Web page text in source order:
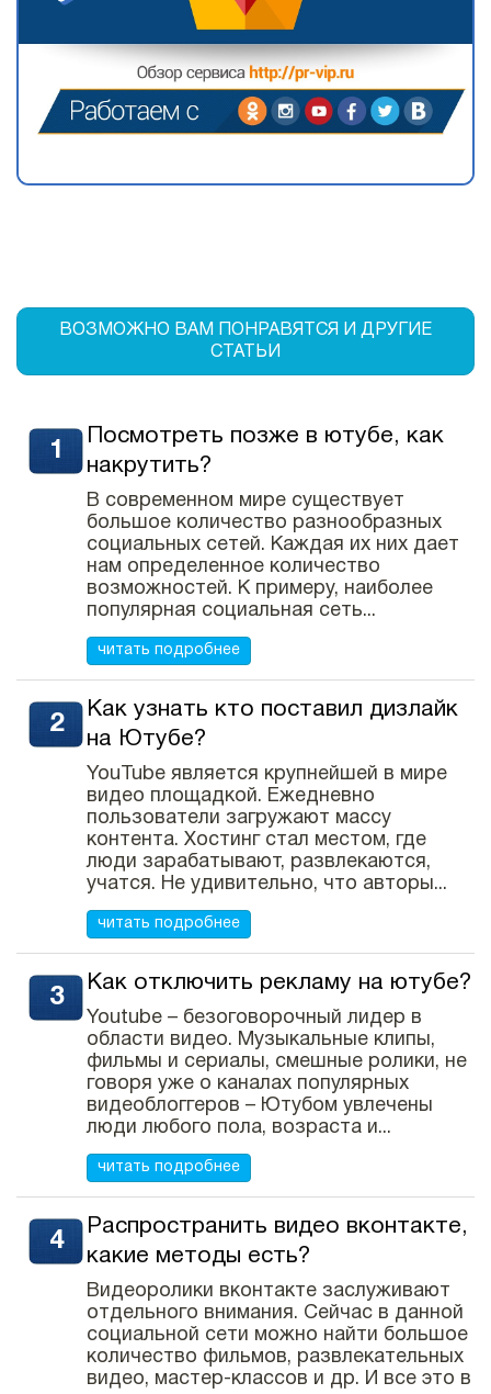
ВОЗМОЖНО ВАМ ПОНРАВЯТСЯ И ДРУГИЕ
СТАТЬИ
Посмотреть позже в ютубе, как
накрутить?
В современном мире существует
большое количество разнообразных
социальных сетей. Каждая их них дает
нам определенное количество
возможностей. К примеру, наиболее
популярная социальная сеть...
читать подробнее
Как узнать кто поставил дизлайк
на Ютубе?
YouTube является крупнейшей в мире
видео площадкой. Ежедневно
пользователи загружают массу
контента. Хостинг стал местом, где
люди зарабатывают, развлекаются,
учатся. Не удивительно, что авторы...
читать подробнее
Как отключить рекламу на ютубе?
Youtube – безоговорочный лидер в
области видео. Музыкальные клипы,
фильмы и сериалы, смешные ролики, не
говоря уже о каналах популярных
видеоблоггеров – Ютубом увлечены
люди любого пола, возраста и...
читать подробнее
Распространить видео вконтакте,
какие методы есть?
Видеоролики вконтакте заслуживают
отдельного внимания. Сейчас в данной
социальной сети можно найти большое
количество фильмов, развлекательных
видео, мастер-классов и др. И все это в